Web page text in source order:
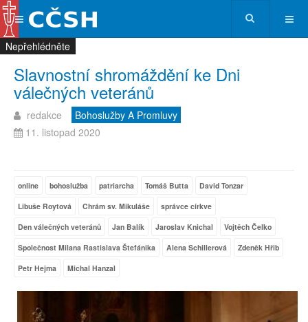
Slavnostní shromáždění ke Dni
válečných veteránů
redakce
Bohoslužby A Promluvy
11. listopad 2020
online bohoslužba patriarcha Tomáš Butta
David Tonzar
Libuše Roytová
Chrám sv. Mikuláše
správce církve
Den válečných veteránů
Jan Balík Jaroslav Knichal
Vojtěch Čelko
Společnost Milana Rastislava Štefánika
Alena Schillerová
Zdeněk Hřib
Petr Hejma
Michal Hanzal
Nepřehlédněte
Nepřehlédněte
Nepřehlédněte
Nepřehlédněte